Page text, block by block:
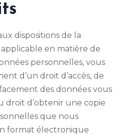
dispositions de la
en matière de
personnelles, vous
d’un droit d’accès, de
des données vous
droit d’obtenir une copie
que nous
format électronique